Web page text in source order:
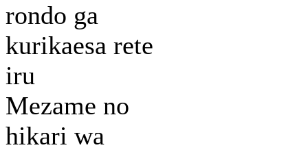
rondo ga
kurikaesa rete
iru
Mezame no
hikari wa